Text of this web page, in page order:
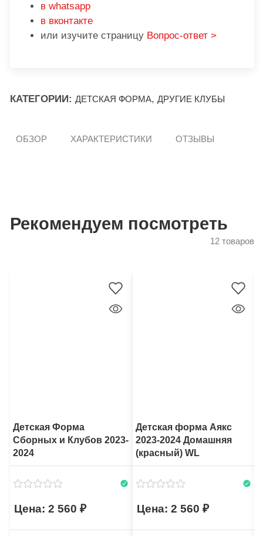
в whatsapp
в вконтакте
или изучите страницу Вопрос-ответ >
КАТЕГОРИИ: ДЕТСКАЯ ФОРМА, ДРУГИЕ КЛУБЫ
ОБЗОР ХАРАКТЕРИСТИКИ ОТЗЫВЫ
Рекомендуем посмотреть
12 товаров
Детская Форма
Сборных и Клубов 2023-
2024
2 560
Детская форма Аякс
2023-2024 Домашняя
(красный) WL
2 560